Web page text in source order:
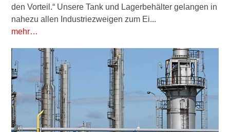
den Vorteil.“ Unsere Tank und Lagerbehälter gelangen in
nahezu allen Industriezweigen zum Ei...
mehr…